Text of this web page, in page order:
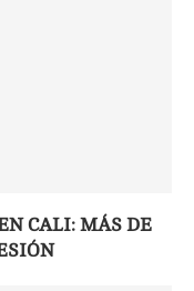
CALI: MÁS DE